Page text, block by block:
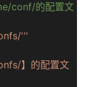
conf/的配置文
'''
】的配置文